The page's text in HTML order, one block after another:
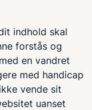
indhold skal
forstås og
en vandret
med handicap
vende sit
uanset